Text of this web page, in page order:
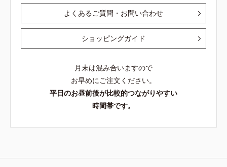
よくあるご質問・お問い合わせ
ショッピングガイド
月末は混み合いますので
お早めにご注文ください。
平日のお昼前後が比較的つながりやすい
時間帯です。